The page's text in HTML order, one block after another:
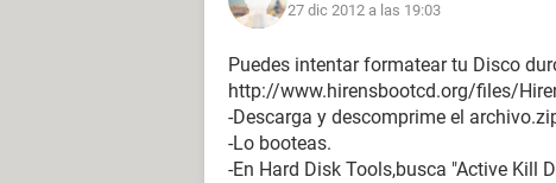
27 dic 2012 a las 19:03
Puedes intentar formatear tu Disco
http://www.hirensbootcd.org/files/
-Descarga y descomprime el
-Lo booteas.
-En Hard Disk Tools,busca "Active Kill